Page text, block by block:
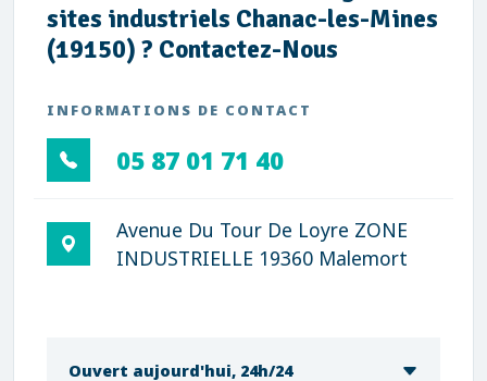
sites industriels Chanac-les-Mines
(19150) ? Contactez-Nous
INFORMATIONS DE CONTACT
05 87 01 71 40
Avenue Du Tour De Loyre ZONE
INDUSTRIELLE 19360 Malemort
Ouvert aujourd'hui, 24h/24